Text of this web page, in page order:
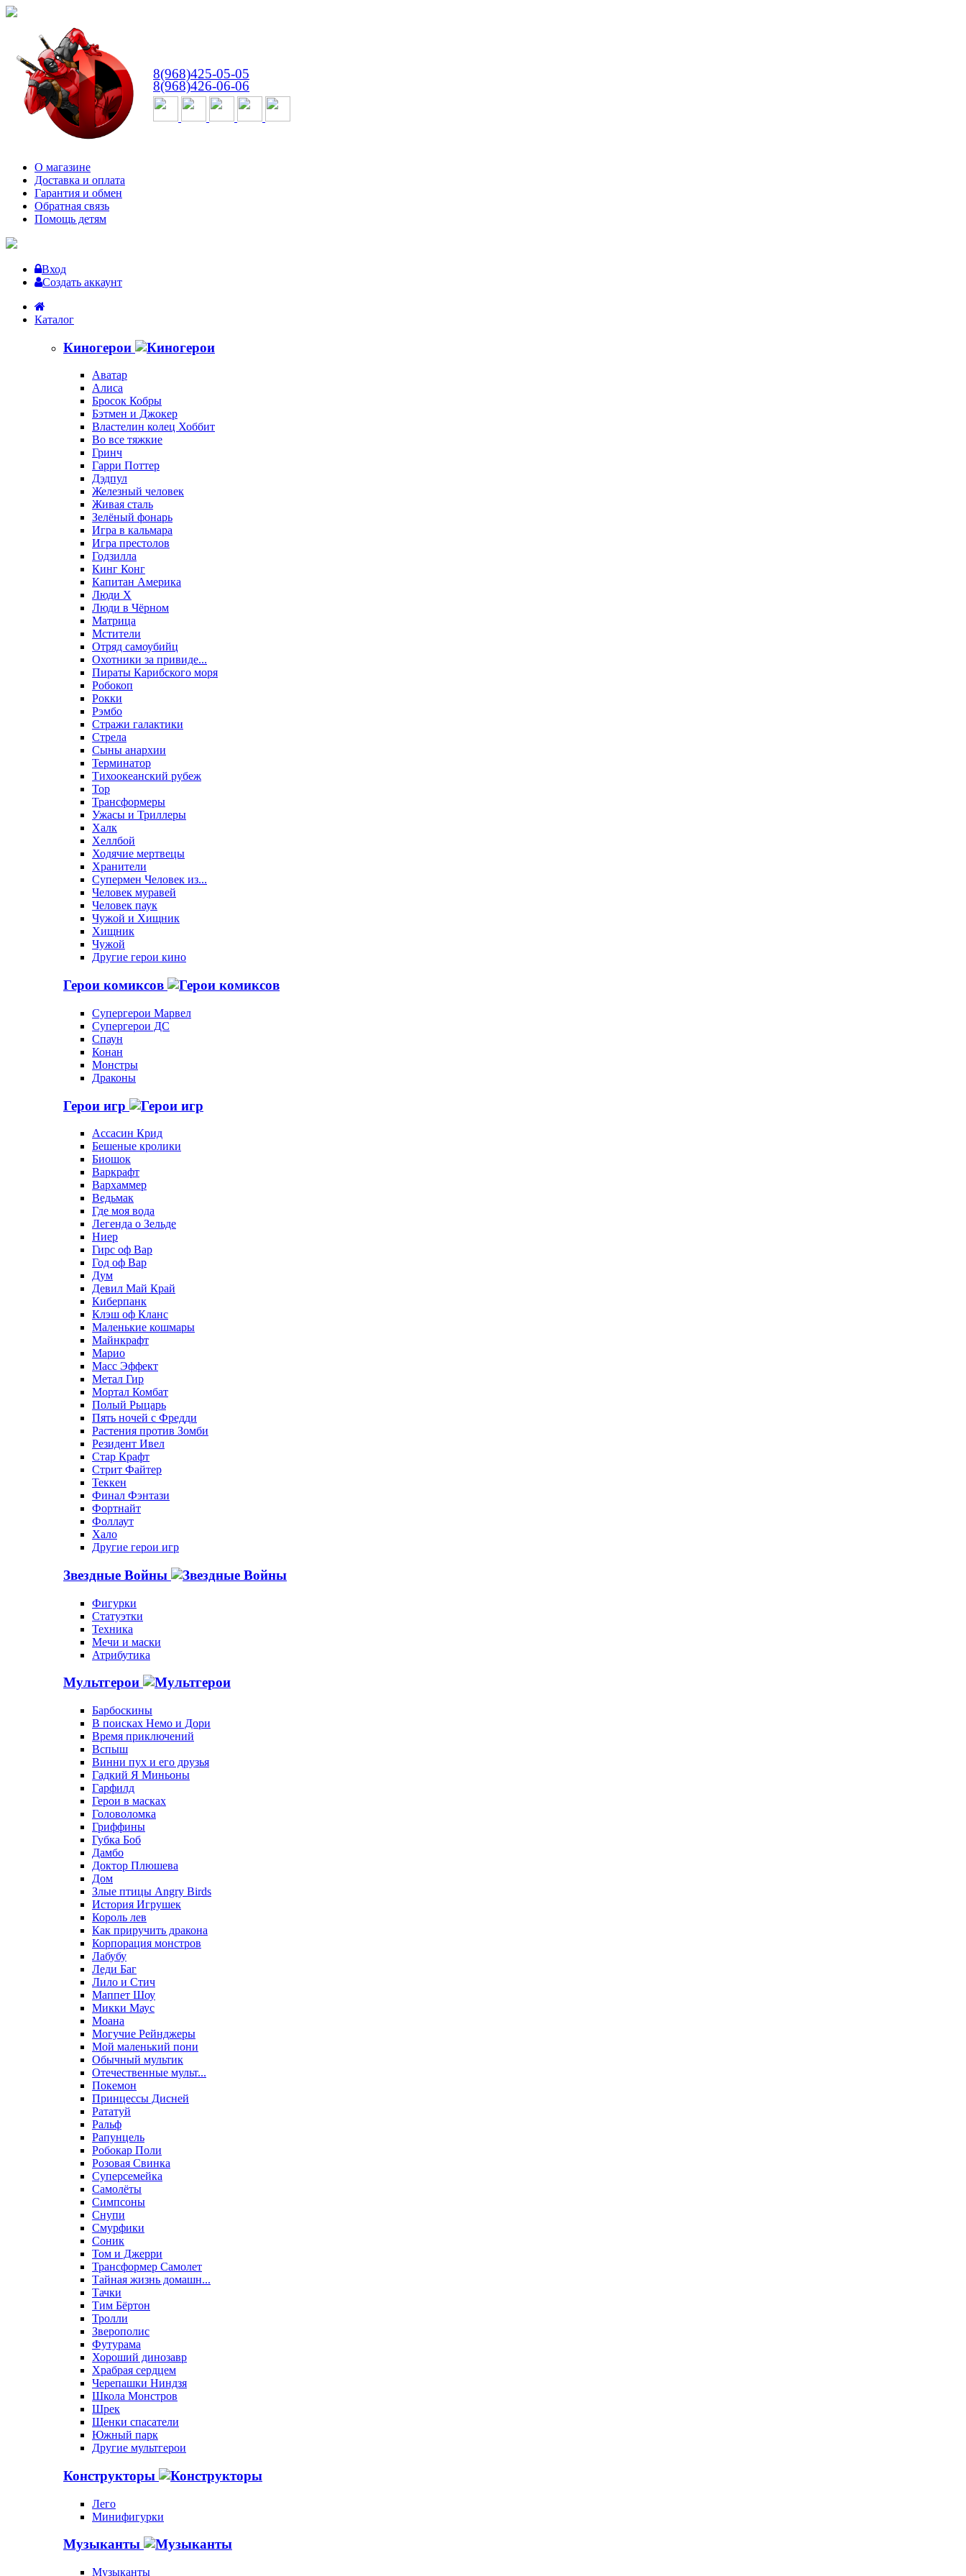
8(968)425-05-05
8(968)426-06-06
О магазине
Доставка и оплата
Гарантия и обмен
Обратная связь
Помощь детям
Вход
Создать аккаунт
Каталог
Киногерои
Аватар
Алиса
Бросок Кобры
Бэтмен и Джокер
Властелин колец Хоббит
Во все тяжкие
Гринч
Гарри Поттер
Дэдпул
Железный человек
Живая сталь
Зелёный фонарь
Игра в кальмара
Игра престолов
Годзилла
Кинг Конг
Капитан Америка
Люди X
Люди в Чёрном
Матрица
Мстители
Отряд самоубийц
Охотники за привиде...
Пираты Карибского моря
Робокоп
Рокки
Рэмбо
Стражи галактики
Стрела
Сыны анархии
Терминатор
Тихоокеанский рубеж
Тор
Трансформеры
Ужасы и Триллеры
Халк
Хеллбой
Ходячие мертвецы
Хранители
Супермен Человек из...
Человек муравей
Человек паук
Чужой и Хищник
Хищник
Чужой
Другие герои кино
Герои комиксов
Супергерои Марвел
Супергерои ДС
Спаун
Конан
Монстры
Драконы
Герои игр
Ассасин Крид
Бешеные кролики
Биошок
Варкрафт
Вархаммер
Ведьмак
Где моя вода
Легенда о Зельде
Ниер
Гирс оф Вар
Год оф Вар
Дум
Девил Май Край
Киберпанк
Клэш оф Кланс
Маленькие кошмары
Майнкрафт
Марио
Масс Эффект
Метал Гир
Мортал Комбат
Полый Рыцарь
Пять ночей с Фредди
Растения против Зомби
Резидент Ивел
Стар Крафт
Стрит Файтер
Теккен
Финал Фэнтази
Фортнайт
Фоллаут
Хало
Другие герои игр
Звездные Войны
Фигурки
Статуэтки
Техника
Мечи и маски
Атрибутика
Мультгерои
Барбоскины
В поисках Немо и Дори
Время приключений
Вспыш
Винни пух и его друзья
Гадкий Я Миньоны
Гарфилд
Герои в масках
Головоломка
Гриффины
Губка Боб
Дамбо
Доктор Плюшева
Дом
Злые птицы Angry Birds
История Игрушек
Король лев
Как приручить дракона
Корпорация монстров
Лабубу
Леди Баг
Лило и Стич
Маппет Шоу
Микки Маус
Моана
Могучие Рейнджеры
Мой маленький пони
Обычный мультик
Отечественные мульт...
Покемон
Принцессы Дисней
Рататуй
Ральф
Рапунцель
Робокар Поли
Розовая Свинка
Суперсемейка
Самолёты
Симпсоны
Снупи
Смурфики
Соник
Том и Джерри
Трансформер Самолет
Тайная жизнь домашн...
Тачки
Тим Бёртон
Тролли
Зверополис
Футурама
Хороший динозавр
Храбрая сердцем
Черепашки Ниндзя
Школа Монстров
Шрек
Щенки спасатели
Южный парк
Другие мультгерои
Конструкторы
Лего
Минифигурки
Музыканты
Музыканты